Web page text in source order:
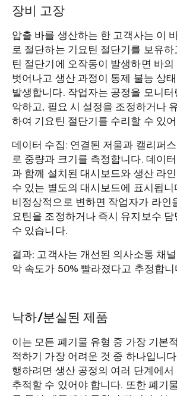
장비 고장
압출 바를 생산하는 한 고객사는 이
로 절단하는 기요틴 절단기를 보유
틴 절단기에 오작동이 발생하면 바
벗어나고 생산 과정이 통제 불능 상
발생합니다. 작업자는 공정을 모니
악하고, 필요 시 설정을 조정하거나
하여 기요틴 절단기를 수리할 수 있
데이터 수집: 연결된 저울과 캘리퍼
로 중량과 크기를 측정합니다. 데이
과 함께 설치된 대시보드와 생산 라
수 있는 별도의 대시보드에 표시됩
비정상적으로 변하면 작업자가 라인
요틴을 조정하거나 즉시 유지보수
수 있습니다.
결과: 고객사는 개선된 의사소통 채
악 속도가 50% 빨라졌다고 추정합니
낙하/분실된 제품
이는 모든 폐기물 유형 중 가장 기본
적하기 가장 어려운 것 중 하나입니
행하려면 생산 공정의 여러 단계에
추적할 수 있어야 합니다. 또한 폐기